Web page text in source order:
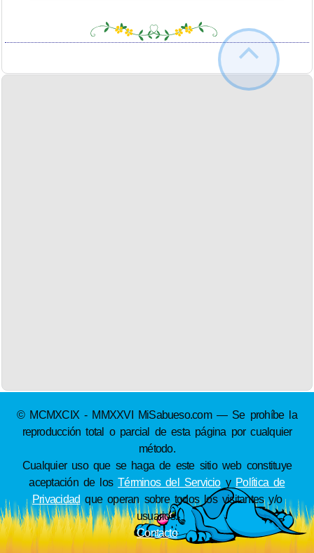
© MCMXCIX - MMXXVI MiSabueso.com — Se prohíbe la
reproducción total o parcial de esta página por cualquier
método.
Cualquier uso que se haga de este sitio web constituye
aceptación de losTérminos del Servicioy Política de
Privacidad que operan sobre todos los visitantes y/o
usuarios.
Contacto